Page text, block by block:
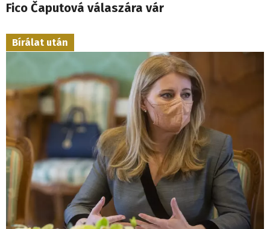
Fico Čaputová válaszára vár
Bírálat után